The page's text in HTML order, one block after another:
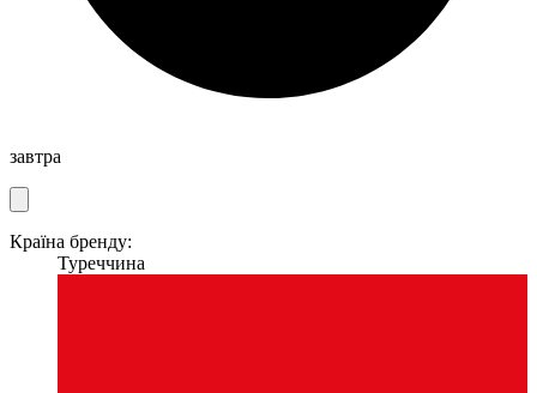
завтра
Країна бренду:
Туреччина